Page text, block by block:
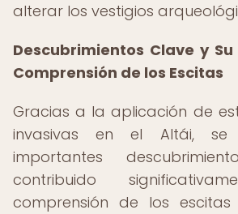
alterar los vestigios
Descubrimientos Clave y
Comprensión de los Escitas
Gracias a la aplicación de
invasivas en el Altái, se
importantes
contribuido
comprensión de los